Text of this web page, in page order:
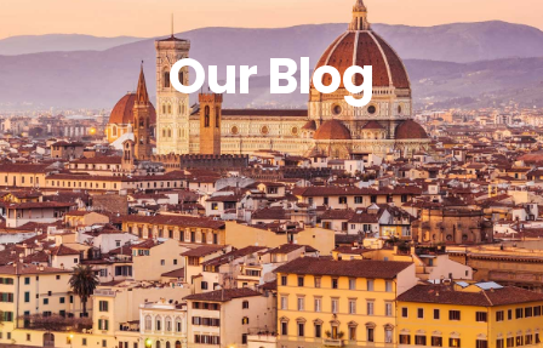
Our Blog